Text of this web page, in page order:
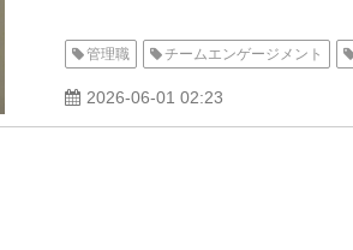
管理職 チームエンゲージメント
2026-06-01 02:23